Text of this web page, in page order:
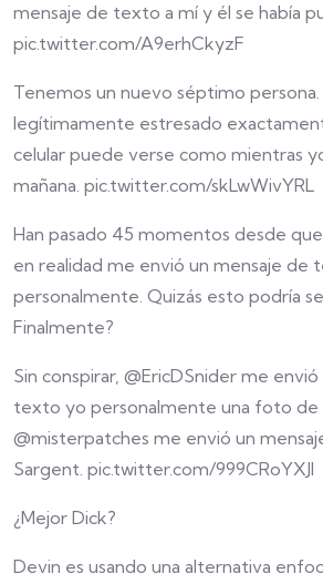
mensaje de texto a mí y él se había
pic.twitter.com/A9erhCkyzF
Tenemos un nuevo séptimo
legítimamente estresado
celular puede verse como mientras
mañana. pic.twitter.com/skLwWivYRL
Han pasado 45 momentos desde
en realidad me envió un mensaje de
personalmente. Quizás esto podría
Finalmente?
Sin conspirar, @EricDSnider me
texto yo personalmente una foto de
@misterpatches me envió un
Sargent. pic.twitter.com/999CRoYXJI
¿Mejor Dick?
Devin es usando una alternativa